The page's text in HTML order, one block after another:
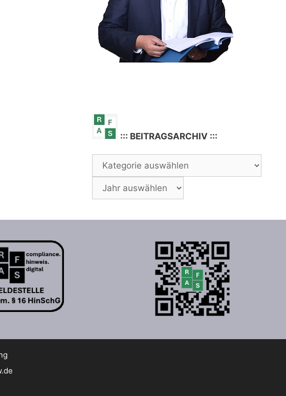
::: BEITRAGSARCHIV :::
Archiv